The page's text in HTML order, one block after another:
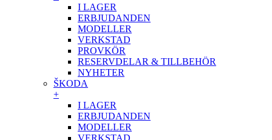
I LAGER
ERBJUDANDEN
MODELLER
VERKSTAD
PROVKÖR
RESERVDELAR & TILLBEHÖR
NYHETER
ŠKODA
+
I LAGER
ERBJUDANDEN
MODELLER
VERKSTAD